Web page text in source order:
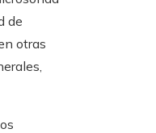
de
otras